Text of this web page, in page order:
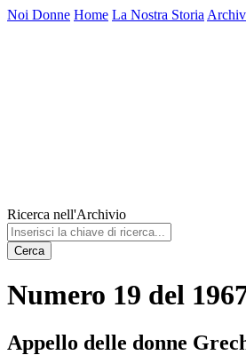
Noi Donne Home La Nostra Storia
Ricerca nell'Archivio
Cerca
Numero 19 del
Appello delle donne